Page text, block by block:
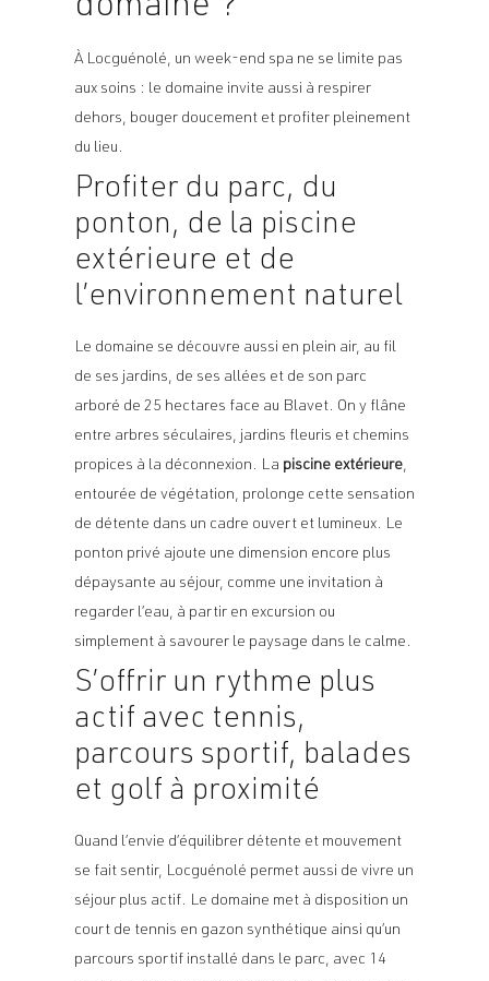
domaine ?
À Locguénolé, un week-end spa ne se limite pas
aux soins : le domaine invite aussi à respirer
dehors, bouger doucement et profiter pleinement
du lieu.
Profiter du parc, du
ponton, de la piscine
extérieure et de
l’environnement naturel
Le domaine se découvre aussi en plein air, au fil
de ses jardins, de ses allées et de son parc
arboré de 25 hectares face au Blavet. On y flâne
entre arbres séculaires, jardins fleuris et chemins
propices à la déconnexion. La piscine extérieure,
entourée de végétation, prolonge cette sensation
de détente dans un cadre ouvert et lumineux. Le
ponton privé ajoute une dimension encore plus
dépaysante au séjour, comme une invitation à
regarder l’eau, à partir en excursion ou
simplement à savourer le paysage dans le calme.
S’offrir un rythme plus
actif avec tennis,
parcours sportif, balades
et golf à proximité
Quand l’envie d’équilibrer détente et mouvement
se fait sentir, Locguénolé permet aussi de vivre un
séjour plus actif. Le domaine met à disposition un
court de tennis en gazon synthétique ainsi qu’un
parcours sportif installé dans le parc, avec 14